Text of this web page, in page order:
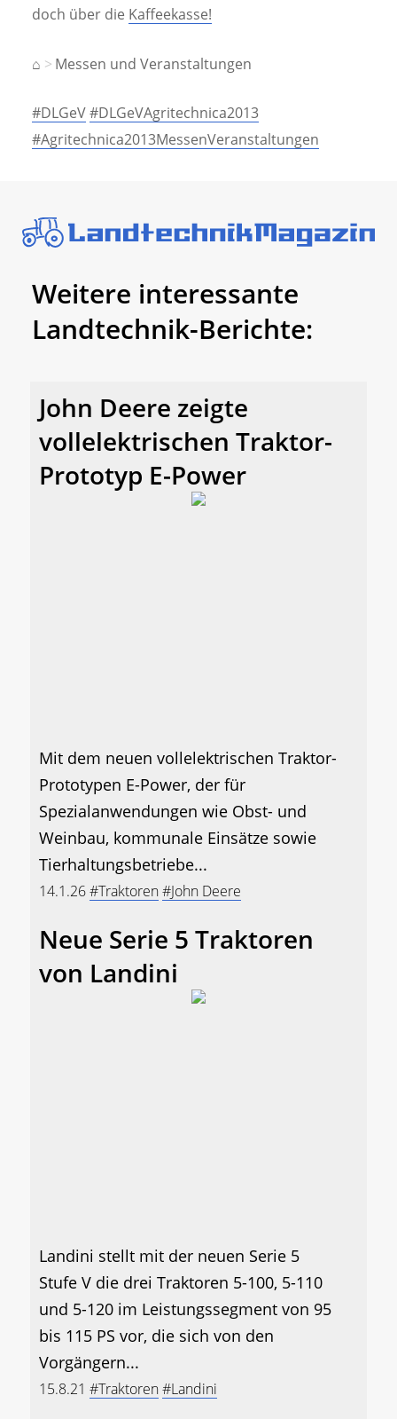
doch über die Kaffeekasse!
⌂ Messen und Veranstaltungen
#DLGeV#DLGeVAgritechnica2013
#Agritechnica2013MessenVeranstaltungen
Weitere interessante
Landtechnik-Berichte:
John Deere zeigte
vollelektrischen Traktor-
Prototyp E-Power
Mit dem neuen vollelektrischen Traktor-
Prototypen E-Power, der für
Spezialanwendungen wie Obst- und
Weinbau, kommunale Einsätze sowie
Tierhaltungsbetriebe...
14.1.26#Traktoren#John Deere
Neue Serie 5 Traktoren
von Landini
Landini stellt mit der neuen Serie 5
Stufe V die drei Traktoren 5-100, 5-110
und 5-120 im Leistungssegment von 95
bis 115 PS vor, die sich von den
Vorgängern...
15.8.21 #Traktoren#Landini